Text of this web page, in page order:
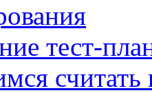
тест-
считать